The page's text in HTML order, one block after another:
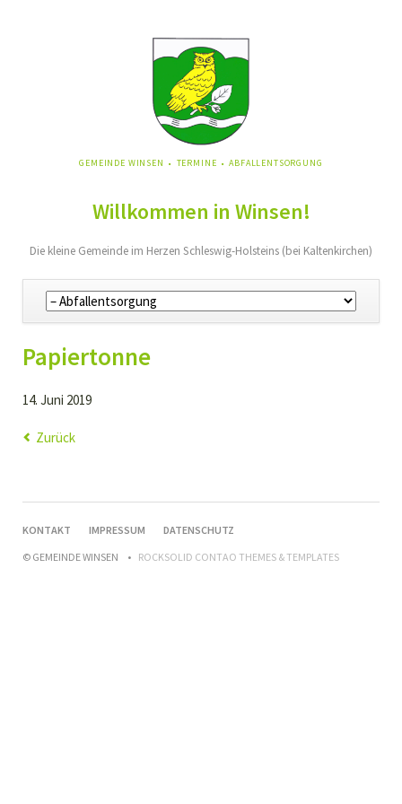
NAVIGATION
GEMEINDE WINSEN TERMINE ABFALLENTSORGUNG
Willkommen in Winsen!
Die kleine Gemeinde im Herzen Schleswig-Holsteins (bei Kaltenkirchen)
Navigation
überspringen
Papiertonne
14. Juni 2019
Zurück
NAVIGATION
KONTAKT IMPRESSUM
DATENSCHUTZ
© GEMEINDE WINSEN
ROCKSOLID CONTAO THEMES & TEMPLATES